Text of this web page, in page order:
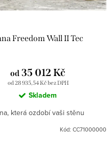
Freedom Wall II Tec
od 28 935,54 Kč bez DPH
od 35 012 Kč
Skladem
která ozdobí vaši stěnu
Kód: CC71000000